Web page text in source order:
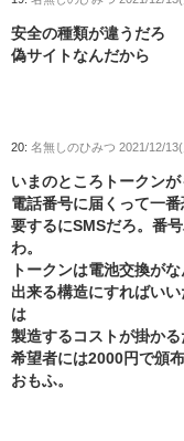
安全の種類が違うだろ
偽サイトなんだから
20: 名無しのひみつ 2021/12/
いまのところトークン
電話番号に届くって一
要するにSMSだろ。番
わ。
トークンは電池交換が
出来る構造にすればい
は
製造するコストが掛かる
希望者には2000円で頒
おもふ。